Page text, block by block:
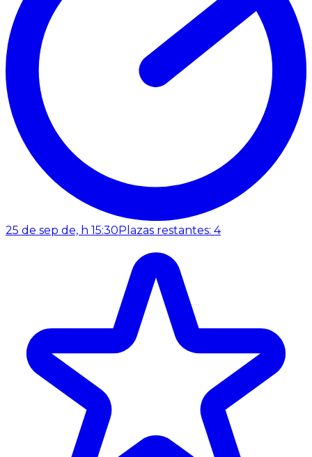
25 de sep de, h 15:30 Plazas restantes: 4